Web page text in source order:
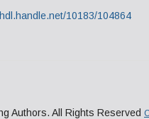
10183/104864
Authors. All Rights Reserved